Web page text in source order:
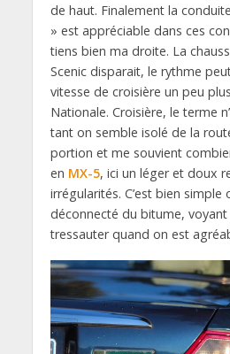
de haut. Finalement la
» est appréciable dans ces
tiens bien ma droite. La
Scenic disparait, le rythme
vitesse de croisière un peu
Nationale. Croisière, le terme
tant on semble isolé de la
portion et me souvient
en MX-5, ici un léger et doux
irrégularités. C’est bien simple
déconnecté du bitume,
tressauter quand on est